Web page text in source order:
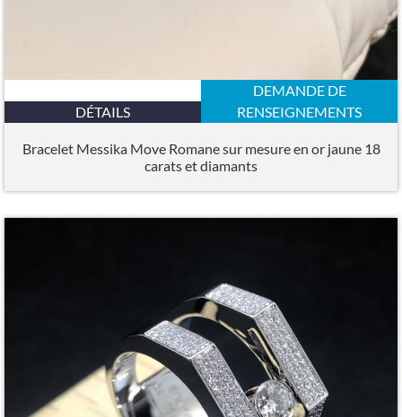
DÉTAILS
DEMANDE DE
RENSEIGNEMENTS
Bracelet Messika Move Romane sur mesure en or jaune 18
carats et diamants